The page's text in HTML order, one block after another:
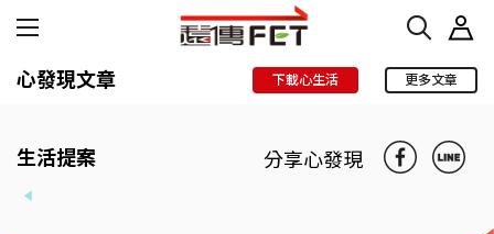
心發現文章 下載心生活 更多文章
生活提案 分享心發現